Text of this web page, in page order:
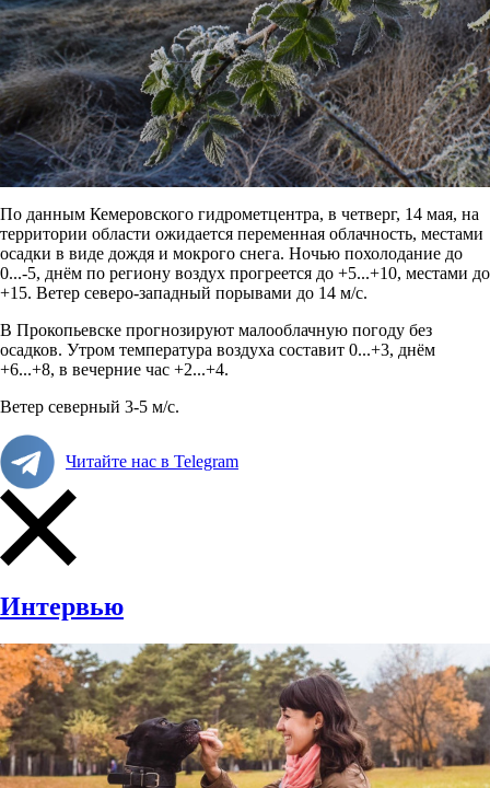
По данным Кемеровского гидрометцентра, в четверг, 14 мая, на
территории области ожидается переменная облачность, местами
осадки в виде дождя и мокрого снега. Ночью похолодание до
0...-5, днём по региону воздух прогреется до +5...+10, местами до
+15. Ветер северо-западный порывами до 14 м/с.
В Прокопьевске прогнозируют малооблачную погоду без
осадков. Утром температура воздуха составит 0...+3, днём
+6...+8, в вечерние час +2...+4.
Ветер северный 3-5 м/с.
Читайте нас в Telegram
Интервью